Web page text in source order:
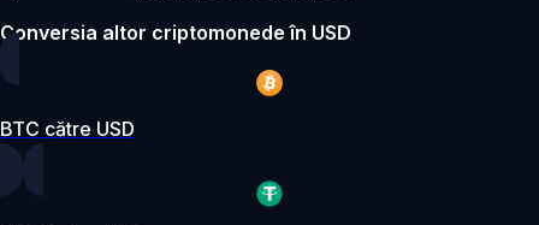
Conversia altor criptomonede în USD
BTC către USD